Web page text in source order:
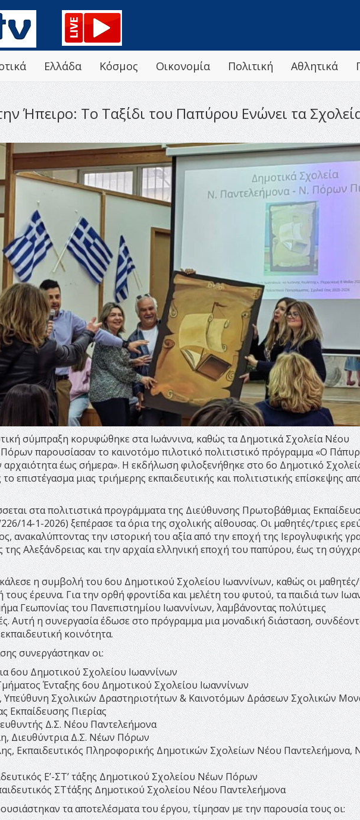
Ελλάδα Κόσμος Οικονομία Πολιτική Αθλητικά
Ήπειρο: Το Ταξίδι του Παπύρου Ενώνει τα
σύμπραξη κορυφώθηκε στα Ιωάννινα, καθώς τα Δημοτικά Σχολεία Νέου
παρουσίασαν το καινοτόμο πιλοτικό πολιτιστικό πρόγραμμα «Ο
αρχαιότητα έως σήμερα». Η εκδήλωση φιλοξενήθηκε στο 6ο Δημοτικό
επιστέγασμα μιας τριήμερης εκπαιδευτικής και πολιτιστικής επίσκεψης
στα πολιτιστικά προγράμματα της Διεύθυνσης Πρωτοβάθμιας
14-1-2026) ξεπέρασε τα όρια της σχολικής αίθουσας. Οι μαθητές/τριες
ανακαλύπτοντας την ιστορική του αξία από την εποχή της Ιερογλυφικής
της Αλεξάνδρειας και την αρχαία ελληνική εποχή του παπύρου, έως τη
η συμβολή του 6ου Δημοτικού Σχολείου Ιωαννίνων, καθώς οι μαθητές/
έρευνα. Για την ορθή φροντίδα και μελέτη του φυτού, τα παιδιά των
Γεωπονίας του Πανεπιστημίου Ιωαννίνων, λαμβάνοντας πολύτιμες
Αυτή η συνεργασία έδωσε στο πρόγραμμα μια μοναδική διάσταση,
κοινότητα.
συνεργάστηκαν οι:
6ου Δημοτικού Σχολείου Ιωαννίνων
Ένταξης 6ου Δημοτικού Σχολείου Ιωαννίνων
Υπεύθυνη Σχολικών Δραστηριοτήτων & Καινοτόμων Δράσεων Σχολικών
Εκπαίδευσης Πιερίας
Δ.Σ. Νέου Παντελεήμονα
Διευθύντρια Δ.Σ. Νέων Πόρων
Εκπαιδευτικός Πληροφορικής Δημοτικών Σχολείων Νέου Παντελεήμονα,
Ε’-ΣΤ’ τάξης Δημοτικού Σχολείου Νέων Πόρων
ΣΤ΄τάξης Δημοτικού Σχολείου Νέου Παντελεήμονα
τα αποτελέσματα του έργου, τίμησαν με την παρουσία τους οι: